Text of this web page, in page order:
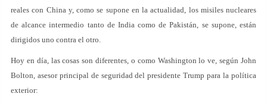
reales con China y, como se supone en la actualidad, los misiles nucleares
de alcance intermedio tanto de India como de Pakistán, se supone, están
dirigidos uno contra el otro.
Hoy en día, las cosas son diferentes, o como Washington lo ve, según John
Bolton, asesor principal de seguridad del presidente Trump para la política
exterior: